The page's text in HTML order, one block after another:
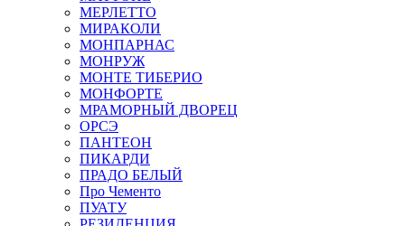
МЕРЛЕТТО
МИРАКОЛИ
МОНПАРНАС
МОНРУЖ
МОНТЕ ТИБЕРИО
МОНФОРТЕ
МРАМОРНЫЙ ДВОРЕЦ
ОРСЭ
ПАНТЕОН
ПИКАРДИ
ПРАДО БЕЛЫЙ
Про Чементо
ПУАТУ